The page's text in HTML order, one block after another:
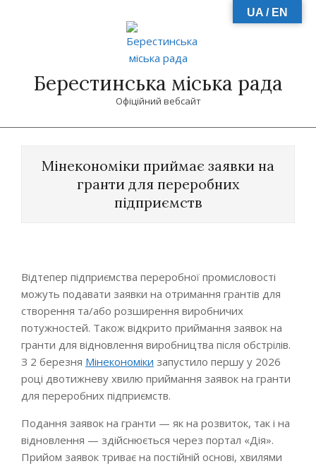
Берестинська міська рада
Офіційний вебсайт
Мінекономіки приймає заявки на
гранти для переробних
підприємств
Відтепер підприємства переробної промисловості
можуть подавати заявки на отримання грантів для
створення та/або розширення виробничих
потужностей. Також відкрито приймання заявок на
гранти для відновлення виробництва після обстрілів.
З 2 березня Мінекономіки запустило першу у 2026
році двотижневу хвилю приймання заявок на гранти
для переробних підприємств.
Подання заявок на гранти — як на розвиток, так і на
відновлення — здійснюється через портал «Дія».
Прийом заявок триває на постійній основі, хвилями
UA / EN